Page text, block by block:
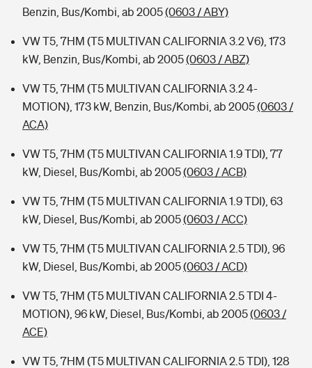
Benzin, Bus/Kombi, ab 2005(0603 / ABY)
VW T5, 7HM (T5 MULTIVAN CALIFORNIA 3.2 V6), 173
kW, Benzin, Bus/Kombi, ab 2005(0603 / ABZ)
VW T5, 7HM (T5 MULTIVAN CALIFORNIA 3.2 4-
MOTION), 173 kW, Benzin, Bus/Kombi, ab 2005(0603 /
ACA)
VW T5, 7HM (T5 MULTIVAN CALIFORNIA 1.9 TDI), 77
kW, Diesel, Bus/Kombi, ab 2005(0603 / ACB)
VW T5, 7HM (T5 MULTIVAN CALIFORNIA 1.9 TDI), 63
kW, Diesel, Bus/Kombi, ab 2005(0603 / ACC)
VW T5, 7HM (T5 MULTIVAN CALIFORNIA 2.5 TDI), 96
kW, Diesel, Bus/Kombi, ab 2005(0603 / ACD)
VW T5, 7HM (T5 MULTIVAN CALIFORNIA 2.5 TDI 4-
MOTION), 96 kW, Diesel, Bus/Kombi, ab 2005(0603 /
ACE)
VW T5, 7HM (T5 MULTIVAN CALIFORNIA 2.5 TDI), 128